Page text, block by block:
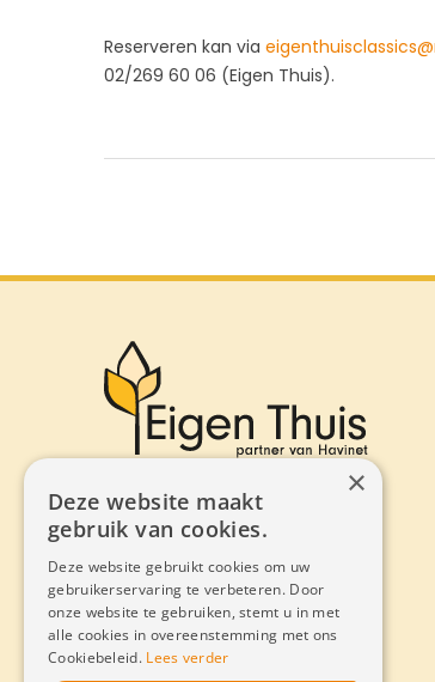
Reserveren kan via
02/269 60 06 (Eigen Thuis).
×
Deze website maakt
gebruik van cookies.
Deze website gebruikt cookies om uw
gebruikerservaring te verbeteren. Door
onze website te gebruiken, stemt u in met
alle cookies in overeenstemming met ons
Cookiebeleid. Lees verder